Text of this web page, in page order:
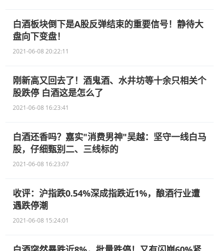
白酒板块倒下是A股反弹结束的重要信号！静待大
盘向下变盘！
2021-06-08 20:22:11
刚新高又回去了！酒鬼酒、水井坊等十余只相关个
股跌停 白酒这是怎么了
2021-06-08 16:23:41
白酒还香吗？嘉实"消费男神"吴越：坚守一线白马
股，仔细甄别二、三线标的
2021-06-08 16:23:07
收评：沪指跌0.54%深成指跌近1%，酿酒行业遭
遇跌停潮
2021-06-08 15:24:01